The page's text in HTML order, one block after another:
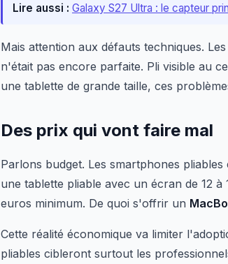
Lire aussi : Galaxy S27 Ultra : le capteur
Mais attention aux défauts techniques.
n'était pas encore parfaite. Pli visible au
une tablette de grande taille, ces
Des prix qui vont faire mal
Parlons budget. Les smartphones
une tablette pliable avec un écran de 12
euros minimum. De quoi s'offrir un
Cette réalité économique va limiter
pliables cibleront surtout les